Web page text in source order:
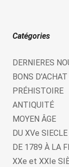
Catégories
DERNIERES
BONS
PRÉHISTOIRE
ANTIQUITÉ
MOYEN ÂGE
DU XVe
DE 1789 À LA
XXe et XXIe